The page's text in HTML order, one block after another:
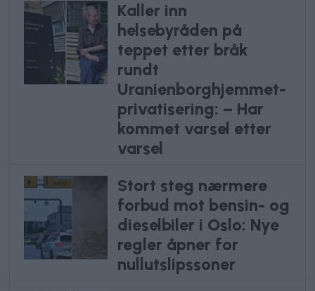
Kaller inn
helsebyråden på
teppet etter bråk
rundt
Uranienborghjemmet-
privatisering: – Har
kommet varsel etter
varsel
Stort steg nærmere
forbud mot bensin- og
dieselbiler i Oslo: Nye
regler åpner for
nullutslipssoner